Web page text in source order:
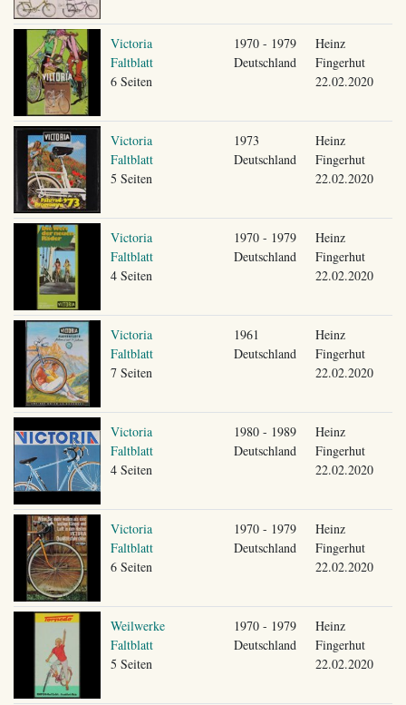
Victoria
Faltblatt
6 Seiten
1970 - 1979
Deutschland
Heinz
Fingerhut
22.02.2020
Victoria
Faltblatt
5 Seiten
1973
Deutschland
Heinz
Fingerhut
22.02.2020
Victoria
Faltblatt
4 Seiten
1970 - 1979
Deutschland
Heinz
Fingerhut
22.02.2020
Victoria
Faltblatt
7 Seiten
1961
Deutschland
Heinz
Fingerhut
22.02.2020
Victoria
Faltblatt
4 Seiten
1980 - 1989
Deutschland
Heinz
Fingerhut
22.02.2020
Victoria
Faltblatt
6 Seiten
1970 - 1979
Deutschland
Heinz
Fingerhut
22.02.2020
Weilwerke
Faltblatt
5 Seiten
1970 - 1979
Deutschland
Heinz
Fingerhut
22.02.2020